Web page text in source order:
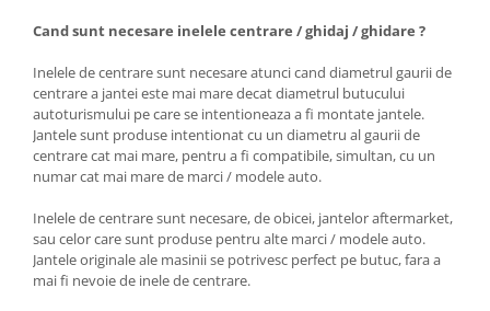
Cand sunt necesare inelele centrare / ghidaj / ghidare ?
Inelele de centrare sunt necesare atunci cand diametrul gaurii de
centrare a jantei este mai mare decat diametrul butucului
autoturismului pe care se intentioneaza a fi montate jantele.
Jantele sunt produse intentionat cu un diametru al gaurii de
centrare cat mai mare, pentru a fi compatibile, simultan, cu un
numar cat mai mare de marci / modele auto.
Inelele de centrare sunt necesare, de obicei, jantelor aftermarket,
sau celor care sunt produse pentru alte marci / modele auto.
Jantele originale ale masinii se potrivesc perfect pe butuc, fara a
mai fi nevoie de inele de centrare.